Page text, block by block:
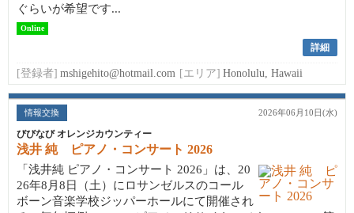
ぐらいが希望です...
Online
詳細
[登録者] mshigehito@hotmail.com [エリア] Honolulu, Hawaii
情報交換 2026年06月10日(水)
びびなび オレンジカウンティー
浅井 純 ピアノ・コンサート 2026
「浅井純 ピアノ・コンサート 2026」は、20
26年8月8日（土）にロサンゼルスのコール
ボーン音楽学校ジッパーホールにて開催され